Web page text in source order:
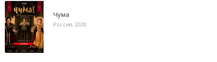
Чума
Россия, 2020